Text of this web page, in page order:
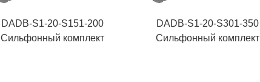
DADB-S1-20-S151-200
Сильфонный комплект
DADB-S1-20-S301-350
Сильфонный комплект